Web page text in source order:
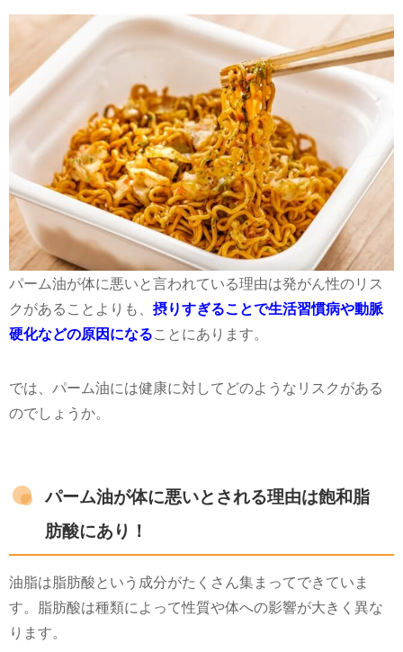
パーム油が体に悪いと言われている理由は発がん性のリス
クがあることよりも、 摂りすぎることで生活習慣病や動脈
硬化などの原因になることにあります。
では、パーム油には健康に対してどのようなリスクがある
のでしょうか。
パーム油が体に悪いとされる理由は飽和脂
肪酸にあり！
油脂は脂肪酸という成分がたくさん集まってできていま
す。脂肪酸は種類によって性質や体への影響が大きく異な
ります。